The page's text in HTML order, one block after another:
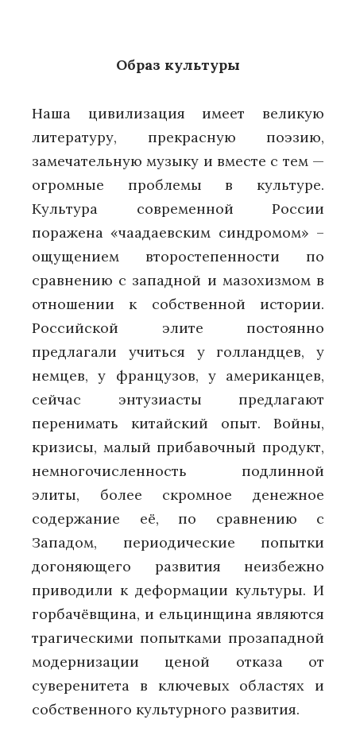
Образ культуры
Наша цивилизация имеет великую
литературу, прекрасную поэзию,
замечательную музыку и вместе с тем —
огромные проблемы в культуре.
Культура современной России
поражена «чаадаевским синдромом» –
ощущением второстепенности по
сравнению с западной и мазохизмом в
отношении к собственной истории.
Российской элите постоянно
предлагали учиться у голландцев, у
немцев, у французов, у американцев,
сейчас энтузиасты предлагают
перенимать китайский опыт. Войны,
кризисы, малый прибавочный продукт,
немногочисленность подлинной
элиты, более скромное денежное
содержание её, по сравнению с
Западом, периодические попытки
догоняющего развития неизбежно
приводили к деформации культуры. И
горбачёвщина, и ельцинщина являются
трагическими попытками прозападной
модернизации ценой отказа от
суверенитета в ключевых областях и
собственного культурного развития.